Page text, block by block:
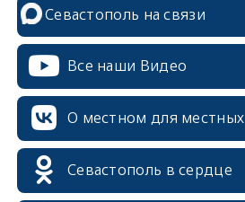
Севастополь на связи
Все наши Видео
О местном для местных
Севастополь в сердце